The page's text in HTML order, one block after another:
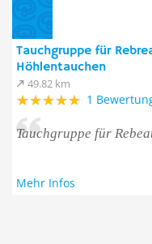
Tauchgruppe für
Höhlentauchen
49.82 km
1
Tauchgruppe für
Mehr Infos